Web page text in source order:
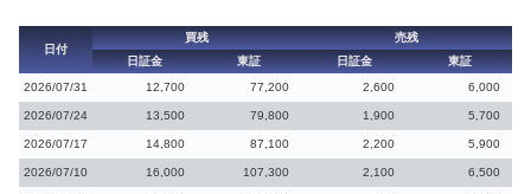
日付
買残
売残
日証金
東証 日証金
東証
2026/07/31
12,700 77,200 2,600 6,000
2026/07/24 13,500 79,800 1,900 5,700
2026/07/17 14,800 87,100 2,200 5,900
2026/07/10 16,000 107,300 2,100 6,500